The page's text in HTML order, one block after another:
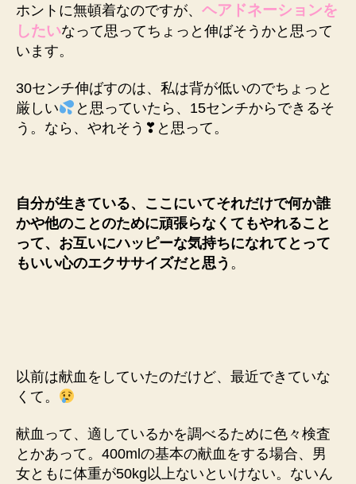
ホントに無頓着なのですが、 ヘアドネーションを
したいなって思ってちょっと伸ばそうかと思って
います。
30センチ伸ばすのは、私は背が低いのでちょっと
厳しい
と思っていたら、15センチからできるそ
う。なら、やれそう❣と思って。
自分が生きている、ここにいてそれだけで何か誰
かや他のことのために頑張らなくてもやれること
って、お互いにハッピーな気持ちになれてとって
もいい心のエクササイズだと思う 。
以前は献血をしていたのだけど、最近できていな
くて。
献血って、適しているかを調べるために色々検査
とかあって。400mlの基本の献血をする場合、男
女ともに体重が50kg以上ないといけない。ないん